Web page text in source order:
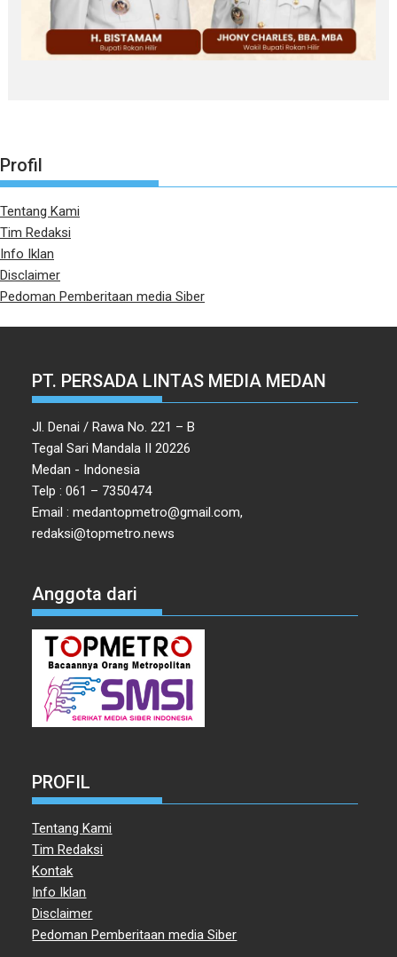
Profil
Tentang Kami
Tim Redaksi
Info Iklan
Disclaimer
Pedoman Pemberitaan media Siber
PT. PERSADA LINTAS MEDIA MEDAN
Jl. Denai / Rawa No. 221 – B
Tegal Sari Mandala II 20226
Medan - Indonesia
Telp : 061 – 7350474
Email : medantopmetro@gmail.com,
redaksi@topmetro.news
Anggota dari
PROFIL
Tentang Kami
Tim Redaksi
Kontak
Info Iklan
Disclaimer
Pedoman Pemberitaan media Siber